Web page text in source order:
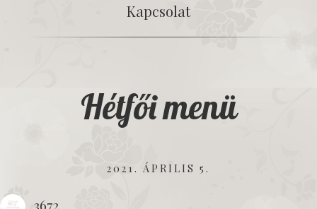
Kapcsolat
Hétfői menü
2021. ÁPRILIS 5.
3672